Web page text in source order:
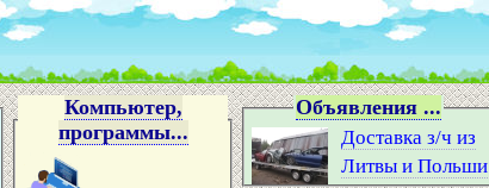
Компьютер,
программы...
Объявления ...
Доставка з/ч из
Литвы и Польши